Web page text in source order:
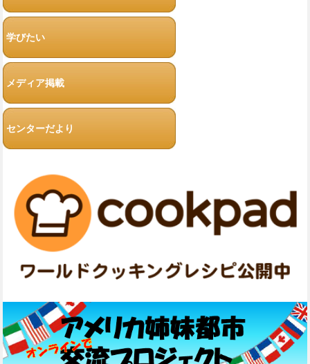
学びたい
メディア掲載
センターだより